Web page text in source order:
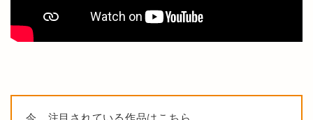
今、注目されている作品はこちら